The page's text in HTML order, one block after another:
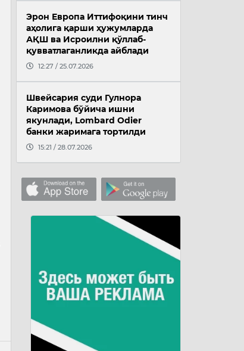
Эрон Европа Иттифоқини тинч
аҳолига қарши ҳужумларда
АҚШ ва Исроилни қўллаб-
қувватлаганликда айблади
12:27 / 25.07.2026
Швейсария суди Гулнора
Каримова бўйича ишни
якунлади, Lombard Odier
банки жаримага тортилди
15:21 / 28.07.2026